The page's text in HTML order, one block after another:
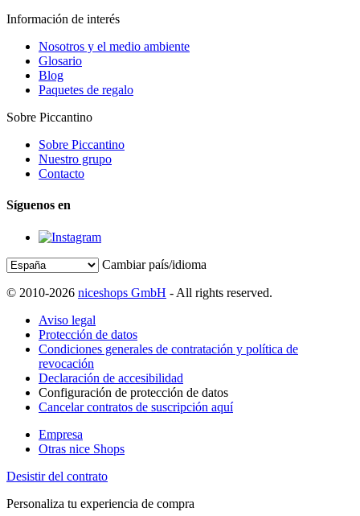
Información de interés
Nosotros y el medio ambiente
Glosario
Blog
Paquetes de regalo
Sobre Piccantino
Sobre Piccantino
Nuestro grupo
Contacto
Síguenos en
Cambiar país/idioma
© 2010-2026 niceshops GmbH - All rights reserved.
Aviso legal
Protección de datos
Condiciones generales de contratación y política de
revocación
Declaración de accesibilidad
Configuración de protección de datos
Cancelar contratos de suscripción aquí
Empresa
Otras nice Shops
Desistir del contrato
Personaliza tu experiencia de compra